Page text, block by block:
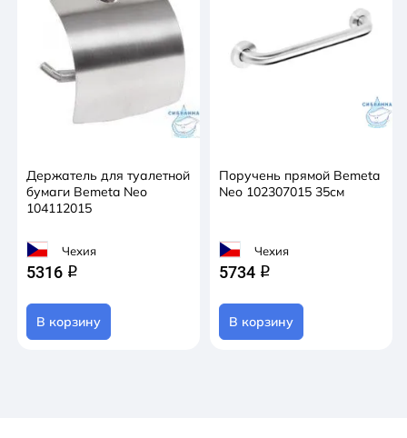
Держатель для туалетной
бумаги Bemeta Neo
104112015
Чехия
5316 q
В корзину
Поручень прямой Bemeta
Neo 102307015 35см
Чехия
5734 q
В корзину